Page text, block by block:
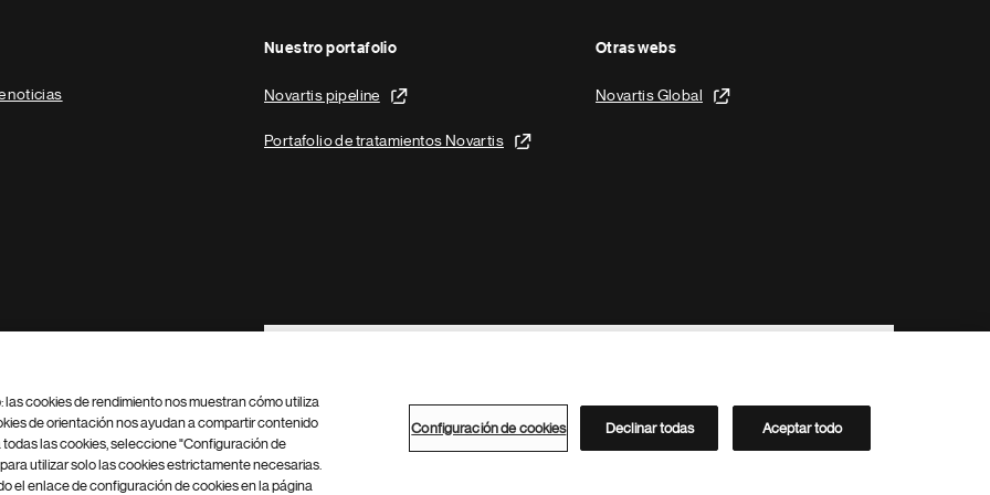
noticias
Nuestro portafolio
Novartis pipeline
Portafolio de tratamientos Novartis
Otras webs
Novartis Global
Footer Site Search
Configuración de cookies Mapa del sitio
Directorio de Novartis
cookies de rendimiento nos muestran cómo utiliza
de orientación nos ayudan a compartir contenido
las cookies, seleccione "Configuración de
utilizar solo las cookies estrictamente necesarias.
el enlace de configuración de cookies en la página
Configuración de cookies Declinar todas Aceptar todo